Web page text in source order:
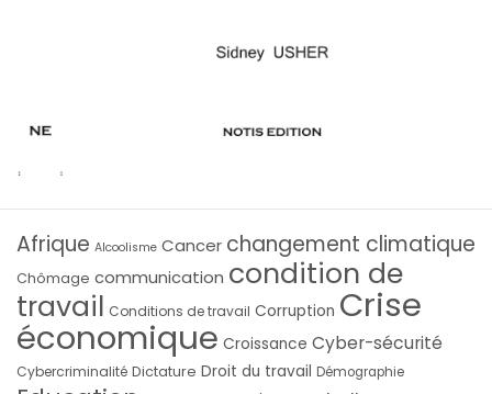
Afrique Alcoolisme Cancer changement climatique
Chômage communication condition de
travail Conditions de travail Corruption Crise
économique Croissance Cyber-sécurité
Cybercriminalité Dictature Droit du travail Démographie